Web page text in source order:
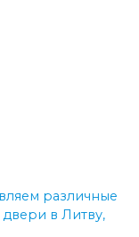
различные
в Литву,